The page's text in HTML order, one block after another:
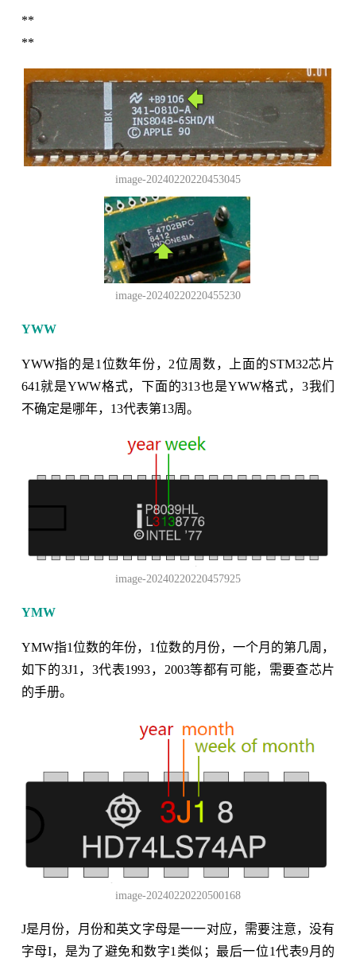
**
**
image-20240220220453045
image-20240220220455230
YWW
YWW指的是1位数年份，2位周数，上面的STM32芯片
641就是YWW格式，下面的313也是YWW格式，3我们
不确定是哪年，13代表第13周。
image-20240220220457925
YMW
YMW指1位数的年份，1位数的月份，一个月的第几周，
如下的3J1，3代表1993，2003等都有可能，需要查芯片
的手册。
image-20240220220500168
J是月份，月份和英文字母是一一对应，需要注意，没有
字母I，是为了避免和数字1类似；最后一位1代表9月的